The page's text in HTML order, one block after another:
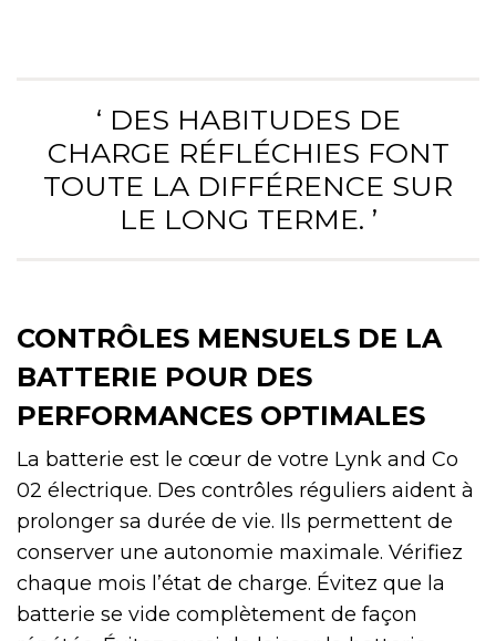
‘ DES HABITUDES DE
CHARGE RÉFLÉCHIES FONT
TOUTE LA DIFFÉRENCE SUR
LE LONG TERME. ’
CONTRÔLES MENSUELS DE LA
BATTERIE POUR DES
PERFORMANCES OPTIMALES
La batterie est le cœur de votre Lynk and Co
02 électrique. Des contrôles réguliers aident à
prolonger sa durée de vie. Ils permettent de
conserver une autonomie maximale. Vérifiez
chaque mois l’état de charge. Évitez que la
batterie se vide complètement de façon